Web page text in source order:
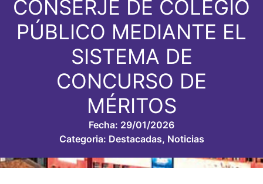
CONSERJE DE COLEGIO
PÚBLICO MEDIANTE EL
SISTEMA DE
CONCURSO DE
MÉRITOS
Fecha: 29/01/2026
Categoria: Destacadas, Noticias